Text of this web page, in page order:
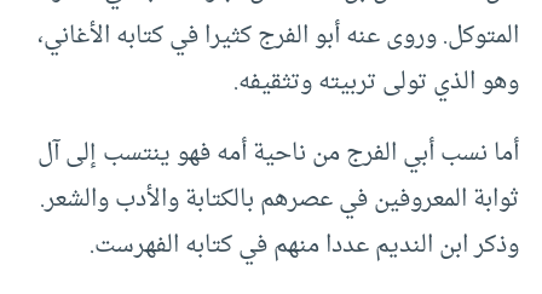
المتوكل. وروى عنه أبو الفرج كثيرا في كتابه الأغاني،
وهو الذي تولى تربيته وتثقيفه.
أما نسب أبي الفرج من ناحية أمه فهو ينتسب إلى آل
ثوابة المعروفين في عصرهم بالكتابة والأدب والشعر.
وذكر ابن النديم عددا منهم في كتابه الفهرست.